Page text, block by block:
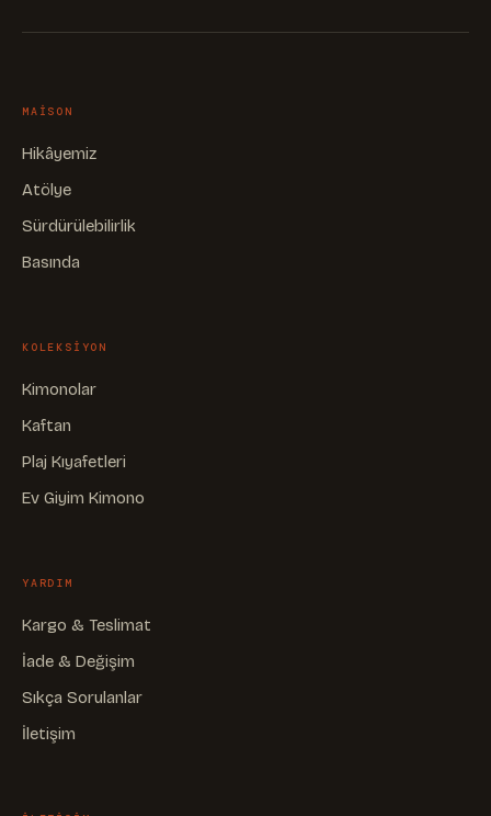
MAISON
Hikâyemiz
Atölye
Sürdürülebilirlik
Basında
KOLEKSIYON
Kimonolar
Kaftan
Plaj Kıyafetleri
Ev Giyim Kimono
YARDIM
Kargo & Teslimat
İade & Değişim
Sıkça Sorulanlar
İletişim